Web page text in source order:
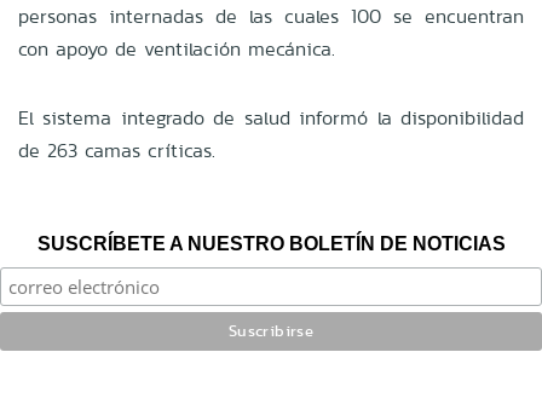
personas internadas de las cuales 100 se encuentran
con apoyo de ventilación mecánica.
El sistema integrado de salud informó la disponibilidad
de 263 camas críticas.
SUSCRÍBETE A NUESTRO BOLETÍN DE NOTICIAS